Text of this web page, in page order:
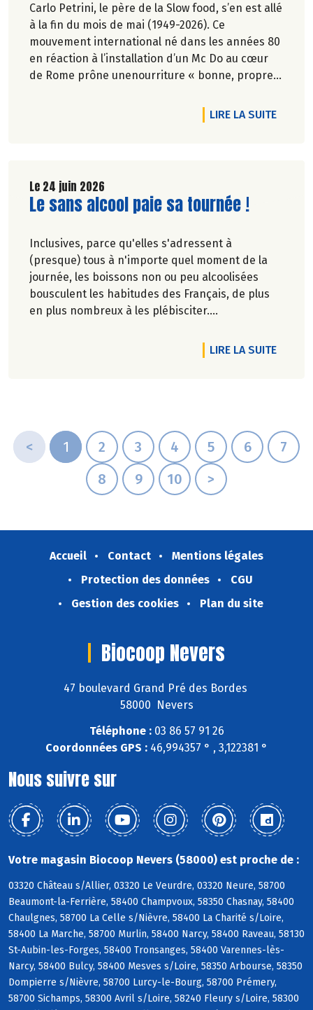
Carlo Petrini, le père de la Slow food, s’en est allé
à la fin du mois de mai (1949-2026). Ce
mouvement international né dans les années 80
en réaction à l’installation d’un Mc Do au cœur
de Rome prône unenourriture « bonne, propre
republions ici l’entretien qu’il avait accordé
àCulture Bioen 2018,et qui reste totalement
LIRE LA SUITEDE
Le 24 juin 2026
Lire la suite de l'article
Le sans alcool paie sa tournée !
Inclusives, parce qu'elles s'adressent à
(presque) tous à n'importe quel moment de la
journée, les boissons non ou peu alcoolisées
bousculent les habitudes des Français, de plus
en plus nombreux à les plébisciter.
LIRE LA SUITEDE
< 1 2 3 4 5 6
7
8
9 10 >
Accueil Contact
Mentions légales
Protection des données
CGU
Gestion des cookies
Plan du site
Biocoop Nevers
47 boulevard Grand Pré des Bordes
58000 Nevers
Téléphone :03 86 57 91 26
Coordonnées GPS : 46,994357 ° , 3,122381 °
Nous suivre sur
Votre magasin Biocoop Nevers (58000) est proche de :
03320 Château s/Allier, 03320 Le Veurdre, 03320 Neure, 58700
Beaumont-la-Ferrière, 58400 Champvoux, 58350 Chasnay, 58400
Chaulgnes, 58700 La Celle s/Nièvre, 58400 La Charité s/Loire,
58400 La Marche, 58700 Murlin, 58400 Narcy, 58400 Raveau, 58130
St-Aubin-les-Forges, 58400 Tronsanges, 58400 Varennes-lès-
Narcy, 58400 Bulcy, 58400 Mesves s/Loire, 58350 Arbourse, 58350
Dompierre s/Nièvre, 58700 Lurcy-le-Bourg, 58700 Prémery,
58700 Sichamps, 58300 Avril s/Loire, 58240 Fleury s/Loire, 58300